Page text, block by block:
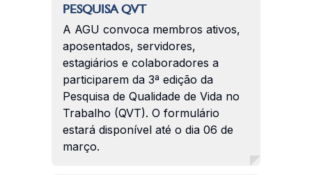
PESQUISA QVT
A AGU convoca membros ativos,
aposentados, servidores,
estagiários e colaboradores a
participarem da 3ª edição da
Pesquisa de Qualidade de Vida no
Trabalho (QVT). O formulário
estará disponível até o dia 06 de
março.